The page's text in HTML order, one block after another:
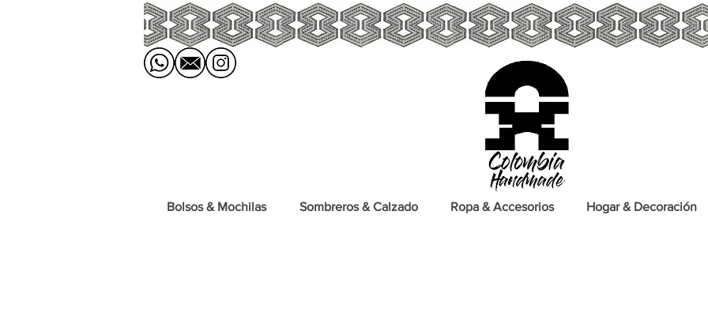
Bolsos & Mochilas Sombreros & Calzado Ropa & Accesorios Hogar & Decoración